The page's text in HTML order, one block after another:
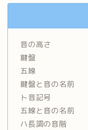
音の高さ
鍵盤
五線
鍵盤と音の名前
ト音記号
五線と音の名前
ハ長調の音階